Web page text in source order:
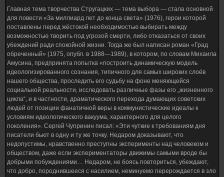
Главная тема творчества Стругацких — тема выбора — стала основной
для повести «За миллиард лет до конца света» (1976), герои которой
поставлены перед жёстокой необходимостью выбирать между
возможностью творить под угрозой смерти, либо отказаться от своих
убеждений ради спокойной жизни. Тогда же был написан роман «Град
обреченный» (1975, опубл. в 1988—1989), в котором, по словам Михаила
Амусина, предпринята попытка «построить динамическую модель
идеологизированного сознания, типичного для самых широких слоёв
нашего общества, проследить его судьбу на фоне меняющейся
социальной реальности, исследовать различные фазы его „жизненного
цикла“, и в частности, драматического перехода думающих советских
людей от позиции фанатичной веры в коммунистические идеалы к
условиям идеологического вакуума, характерного для целого
поколения». Сергей Чупринин писал: «Эти чуткие к требованиям дня
писатели бьют в одну и ту же точку. Недаром доказывают, что
недопустимы, нравственно преступны эксперименты над человеком и
обществом, даже если экспериментаторы движимы самыми вроде бы
добрыми побуждениями… Недаром, не боясь повториться, убеждают,
что добро, породнившееся с насилием, неминуемо перерождается в зло